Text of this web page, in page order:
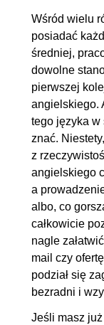
2.4. W hotelu
2.5. W
2.6. Pytanie o
wskazywanie jej
2.7. W sklepie,
poczcie
3. I'll put you
3.1.
rozmów
3.2.
wiadomości
3.3. Problemy
3.4.
oddzwanianie
Wśród wielu
posiadać
średniej,
dowolne
pierwszej
angielskiego.
tego języka
znać.
z
angielskiego
a
albo, co
całkowicie
nagle
mail czy
podział się
bezradni i
Jeśli masz